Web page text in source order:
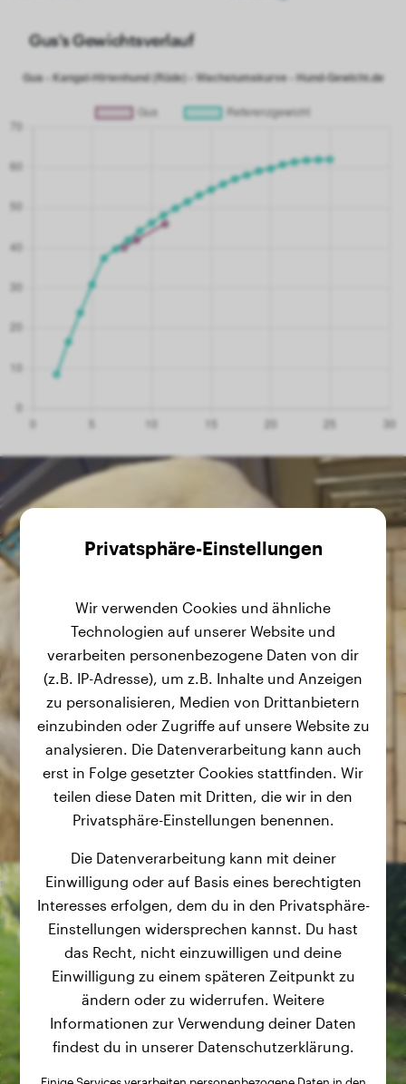
Gus's Gewichtsverlauf
Privatsphäre-Einstellungen
Wir verwenden Cookies und ähnliche
Technologien auf unserer Website und
verarbeiten personenbezogene Daten von dir
(z.B. IP-Adresse), um z.B. Inhalte und Anzeigen
zu personalisieren, Medien von Drittanbietern
einzubinden oder Zugriffe auf unsere Website zu
analysieren. Die Datenverarbeitung kann auch
erst in Folge gesetzter Cookies stattfinden. Wir
teilen diese Daten mit Dritten, die wir in den
Privatsphäre-Einstellungen benennen.
Die Datenverarbeitung kann mit deiner
Einwilligung oder auf Basis eines berechtigten
Interesses erfolgen, dem du in den Privatsphäre-
Einstellungen widersprechen kannst. Du hast
das Recht, nicht einzuwilligen und deine
Einwilligung zu einem späteren Zeitpunkt zu
ändern oder zu widerrufen. Weitere
Informationen zur Verwendung deiner Daten
findest du in unserer Datenschutzerklärung.